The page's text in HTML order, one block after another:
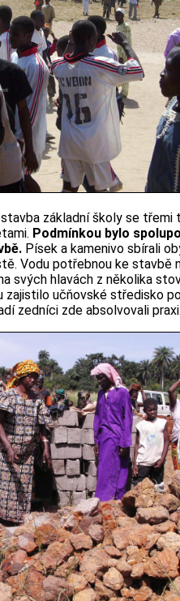
základní školy se třemi
Podmínkou bylo
Písek a kamenivo sbírali
Vodu potřebnou ke stavbě
svých hlavách z několika
zajistilo učňovské středisko
zedníci zde absolvovali